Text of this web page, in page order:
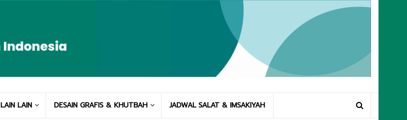
LAIN LAIN DESAIN GRAFIS & KHUTBAH JADWAL SALAT & IMSAKIYAH